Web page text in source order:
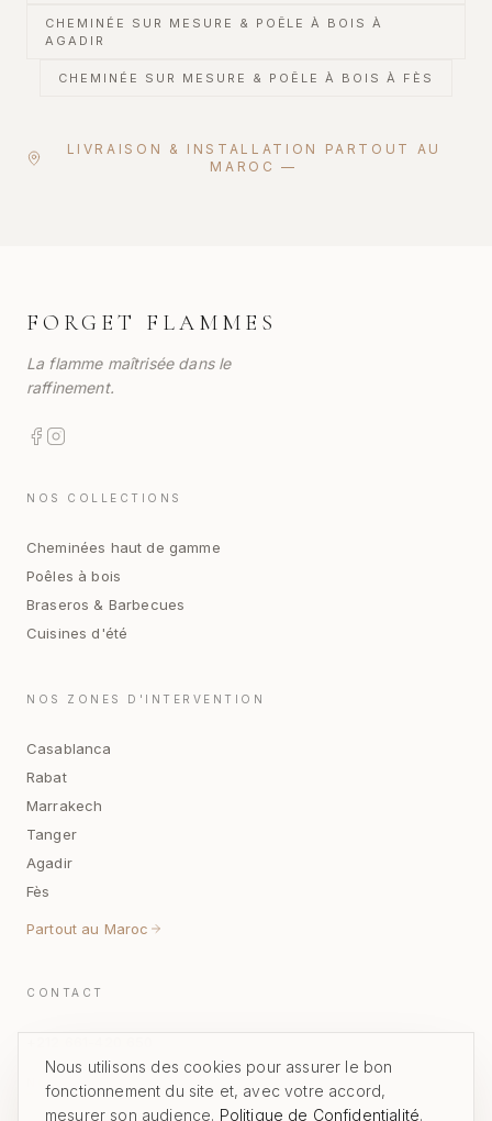
CHEMINÉE SUR MESURE & POÊLE À BOIS À
AGADIR
CHEMINÉE SUR MESURE & POÊLE À BOIS À FÈS
LIVRAISON & INSTALLATION PARTOUT AU
MAROC —
FORGET FLAMMES
La flamme maîtrisée dans le
raffinement.
NOS COLLECTIONS
Cheminées haut de gamme
Poêles à bois
Braseros & Barbecues
Cuisines d'été
NOS ZONES D'INTERVENTION
Casablanca
Rabat
Marrakech
Tanger
Agadir
Fès
Partout au Maroc
CONTACT
NOUS ÉCRIRE
Nous utilisons des cookies pour assurer le bon
fonctionnement du site et, avec votre accord,
mesurer son audience. Politique de Confidentialité.